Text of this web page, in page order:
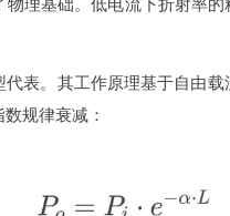
表。其工作原理基于自由
规律衰减：